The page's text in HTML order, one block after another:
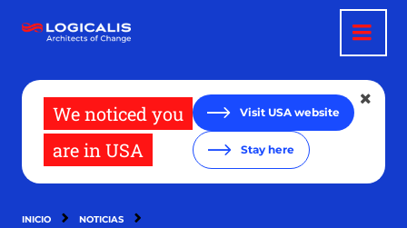
contenido
We noticed you
are in USA
Visit USA website
Stay here
INICIO NOTICIAS